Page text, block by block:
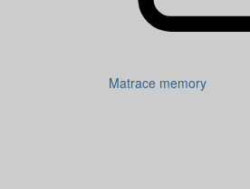
Matrace memory